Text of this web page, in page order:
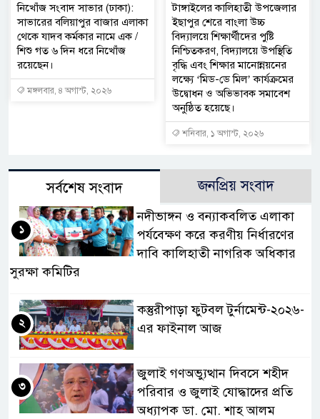
নিখোঁজ সংবাদ সাভার (ঢাকা):
সাভারের বলিয়াপুর বাজার এলাকা
থেকে যাদব কর্মকার নামে এক /
শিশু গত ৬ দিন ধরে নিখোঁজ
রয়েছেন।
মঙ্গলবার, ৪ অগাস্ট, ২০২৬
টাঙ্গাইলের কালিহাতী উপজেলার
ইছাপুর শেরে বাংলা উচ্চ
বিদ্যালয়ে শিক্ষার্থীদের পুষ্টি
নিশ্চিতকরণ, বিদ্যালয়ে উপস্থিতি
বৃদ্ধি এবং শিক্ষার মানোন্নয়নের
লক্ষ্যে ‘মিড-ডে মিল’ কার্যক্রমের
উদ্বোধন ও অভিভাবক সমাবেশ
অনুষ্ঠিত হয়েছে।
শনিবার, ১ অগাস্ট, ২০২৬
সর্বশেষ সংবাদ জনপ্রিয় সংবাদ
নদীভাঙ্গন ও বন্যাকবলিত এলাকা
পর্যবেক্ষণ করে করণীয় নির্ধারণের
দাবি কালিহাতী নাগরিক অধিকার
সুরক্ষা কমিটির
১
কস্তুরীপাড়া ফুটবল টুর্নামেন্ট-২০২৬-
এর ফাইনাল আজ
২
জুলাই গণঅভ্যুত্থান দিবসে শহীদ
পরিবার ও জুলাই যোদ্ধাদের প্রতি
অধ্যাপক ডা. মো. শাহ আলম
৩